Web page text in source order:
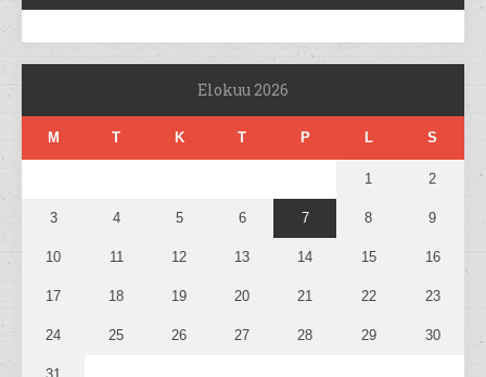
Elokuu 2026
M T K T P L S
1 2
3 4 5 6 7 8 9
10 11 12 13 14 15 16
17 18 19 20 21 22 23
24 25 26 27 28 29 30